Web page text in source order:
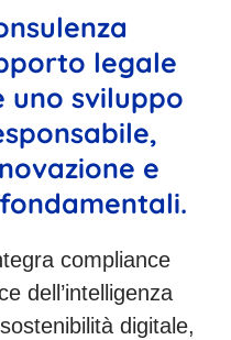
legale
uno sviluppo
e
compliance
dell’intelligenza
digitale,